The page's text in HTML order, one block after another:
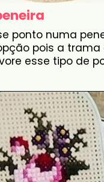
ponto numa
pois a trama
esse tipo de